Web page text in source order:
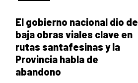
El gobierno nacional dio de
baja obras viales clave en
rutas santafesinas y la
Provincia habla de
abandono